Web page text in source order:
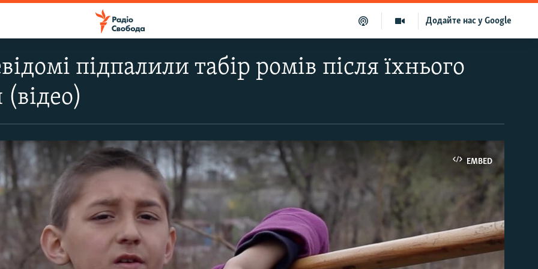
Додайте нас у Google
підпалили табір ромів після їхнього
EMBED